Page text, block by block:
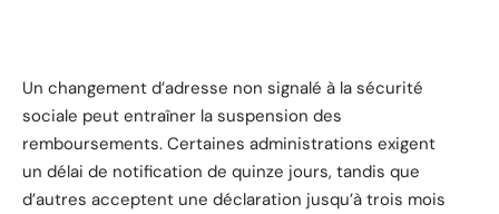
Un changement d’adresse non signalé à la sécurité
sociale peut entraîner la suspension des
remboursements. Certaines administrations exigent
un délai de notification de quinze jours, tandis que
d’autres acceptent une déclaration jusqu’à trois mois